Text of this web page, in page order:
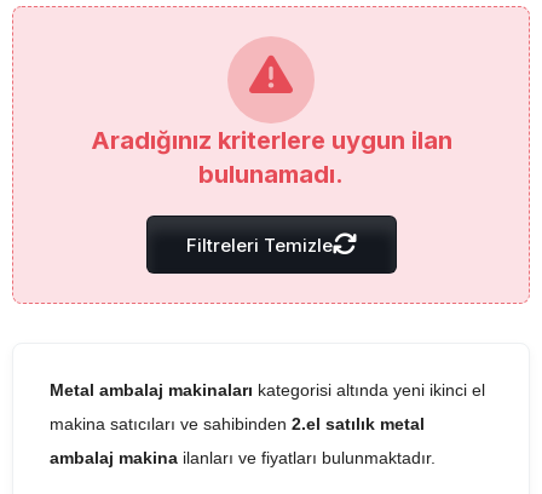
Aradığınız kriterlere uygun ilan
bulunamadı.
Filtreleri Temizle
Metal ambalaj makinaları kategorisi altında yeni ikinci el
makina satıcıları ve sahibinden 2.el satılık metal
ambalaj makina ilanları ve fiyatları bulunmaktadır.